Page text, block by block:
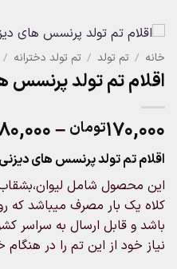
خانه / تم تولد / تم تولد دخترانه /
اقلام تم تولد پرنسس
۱۷۰,۰۰۰تومان –
اقلام تم تولد پرنسس های
این محصول شامل
کلاه یک بار مصرف میباشد که
باشد و قابل ارسال به سراسر
نیاز خود از این تم را در هنگام